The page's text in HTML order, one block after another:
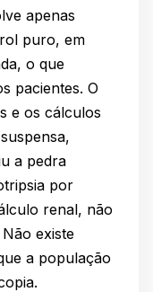
apenas
puro, em
o que
pacientes. O
e os cálculos
a pedra
por
renal, não
existe
a população